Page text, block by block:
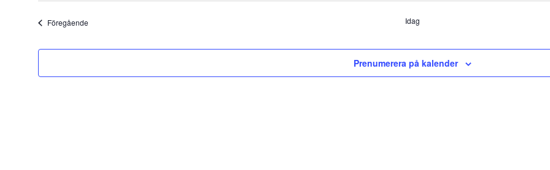
FöregåendeEvenemang Idag
Prenumerera på kalender